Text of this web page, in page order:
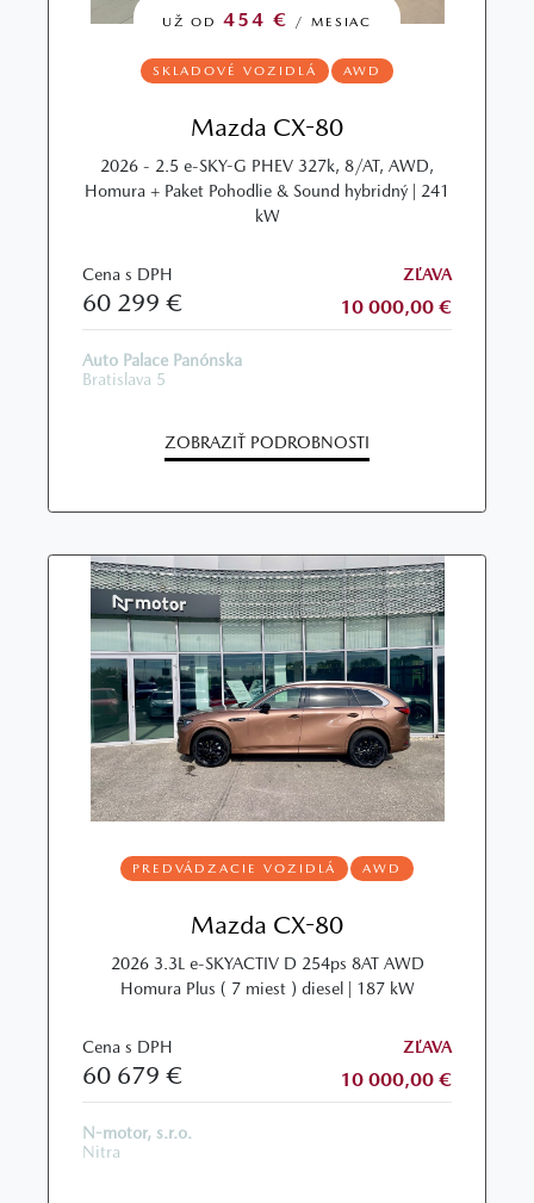
UŽ OD454 € / MESIAC
SKLADOVÉ VOZIDLÁ AWD
Mazda CX-80
2026 - 2.5 e-SKY-G PHEV 327k, 8/AT, AWD,
Homura + Paket Pohodlie & Sound hybridný | 241
kW
Cena s DPH
60 299 €
ZĽAVA
10 000,00 €
Auto Palace Panónska
Bratislava 5
ZOBRAZIŤ PODROBNOSTI
PREDVÁDZACIE VOZIDLÁ AWD
Mazda CX-80
2026 3.3L e-SKYACTIV D 254ps 8AT AWD
Homura Plus ( 7 miest ) diesel | 187 kW
Cena s DPH
60 679 €
ZĽAVA
10 000,00 €
N-motor, s.r.o.
Nitra